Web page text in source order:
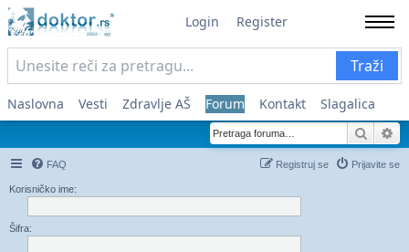
Login Register
Traži
Naslovna Vesti Zdravlje AŠ Forum Kontakt Slagalica
FAQ Prijavite se
Registruj se
Korisničko ime:
Šifra: